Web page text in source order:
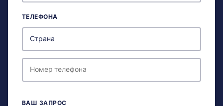
ТЕЛЕФОНА
ВАШ ЗАПРОС